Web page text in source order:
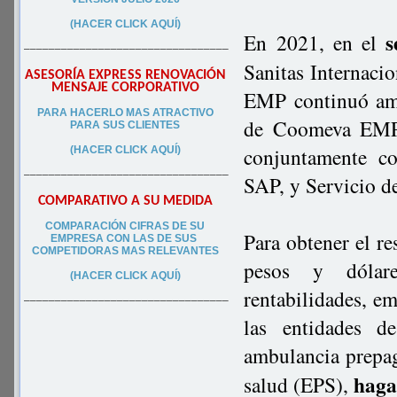
(HACER CLICK AQUÍ)
–––––––––––––––––––––––––––––––––
ASESORÍA EXPRESS RENOVACIÓN
MENSAJE CORPORATIVO
PARA HACERLO MAS ATRACTIVO
PARA SUS CLIENTES
(HACER CLICK AQUÍ)
–––––––––––––––––––––––––––––––––
COMPARATIVO A SU MEDIDA
COMPARACIÓN CIFRAS DE SU
EMPRESA CON LAS DE SUS
COMPETIDORAS MAS RELEVANTES
(HACER CLICK AQUÍ)
–––––––––––––––––––––––––––––––––
En 2021, en el
Sanitas
EMP continuó
de Coomeva
conjuntamente
SAP, y Servicio
Para obtener el
pesos y
rentabilidades,
las entidades
ambulancia
salud (EPS),